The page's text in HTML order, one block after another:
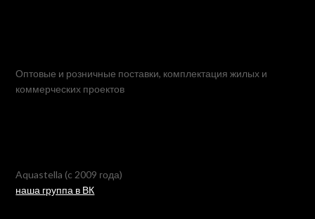
Оптовые и розничные поставки, комплектация жилых и
коммерческих проектов
Aquastella (c 2009 года)
наша группа в ВК